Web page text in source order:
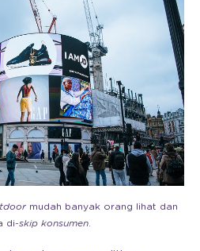
mudah banyak orang lihat dan
di-skip konsumen.